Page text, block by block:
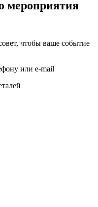
мероприятия
чтобы ваше событие
или e-mail